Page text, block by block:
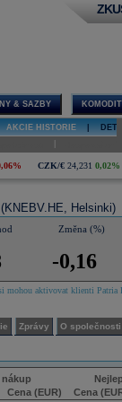
& SAZBY
AKCIE HISTORIE
CZK/€ 24,231 0,02%
(KNEBV.HE, Helsinki)
Změna (%)
-0,16
mohou aktivovat klienti
Zprávy O společnosti
nákup
Cena (EUR)
Cena